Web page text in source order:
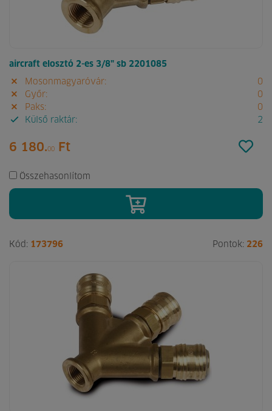
aircraft elosztó 2-es 3/8" sb 2201085
Mosonmagyaróvár:
0
Győr:
0
Paks:
0
Külső raktár:
2
6 180.00 Ft
Összehasonlítom
Kód: 173796 Pontok: 226